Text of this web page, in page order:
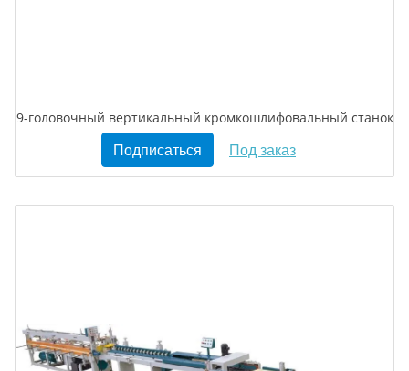
9-головочный вертикальный кромкошлифовальный станок
Подписаться Под заказ